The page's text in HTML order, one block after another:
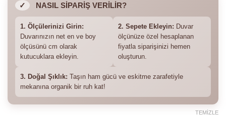
✓ NASIL SİPARİŞ VERİLİR?
1. Ölçülerinizi Girin:
Duvarınızın net en ve boy
ölçüsünü cm olarak
kutucuklara ekleyin.
2. Sepete Ekleyin: Duvar
ölçünüze özel hesaplanan
fiyatla siparişinizi hemen
oluşturun.
3. Doğal Şıklık: Taşın ham gücü ve eskitme zarafetiyle
mekanına organik bir ruh kat!
TEMIZLE